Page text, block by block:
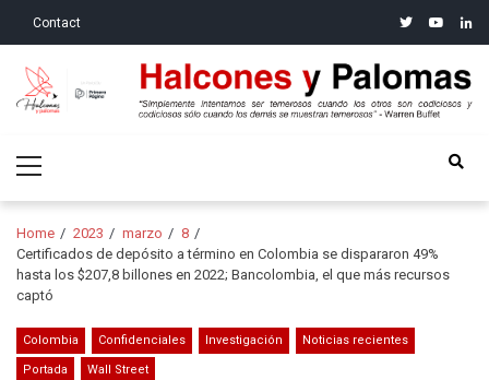
Contact twitteryoutube
Halcones y Palomas
Menu
Home 2023 marzo
8
Certificados de depósito a término en Colombia se dispararon 49%
hasta los $207,8 billones en 2022; Bancolombia, el que más recursos
captó
Colombia Confidenciales Investigación Noticias recientes
Portada Wall Street